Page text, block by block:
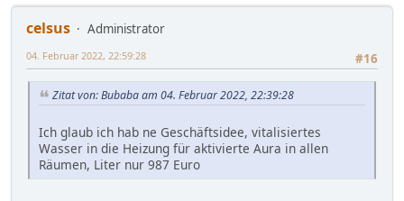
celsus
Administrator
#16
04. Februar 2022, 22:59:28
Zitat von: Bubaba am 04. Februar 2022, 22:39:28
Ich glaub ich hab ne Geschäftsidee, vitalisiertes
Wasser in die Heizung für aktivierte Aura in allen
Räumen, Liter nur 987 Euro